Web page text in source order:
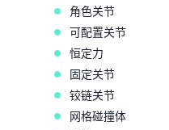
角色关节
可配置关节
恒定力
固定关节
铰链关节
网格碰撞体